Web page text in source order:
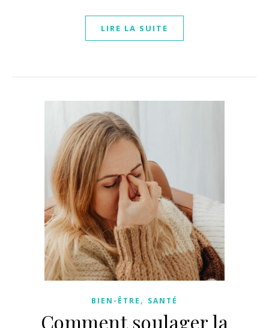
LIRE LA SUITE
BIEN-ÊTRE , SANTÉ
Comment soulager la